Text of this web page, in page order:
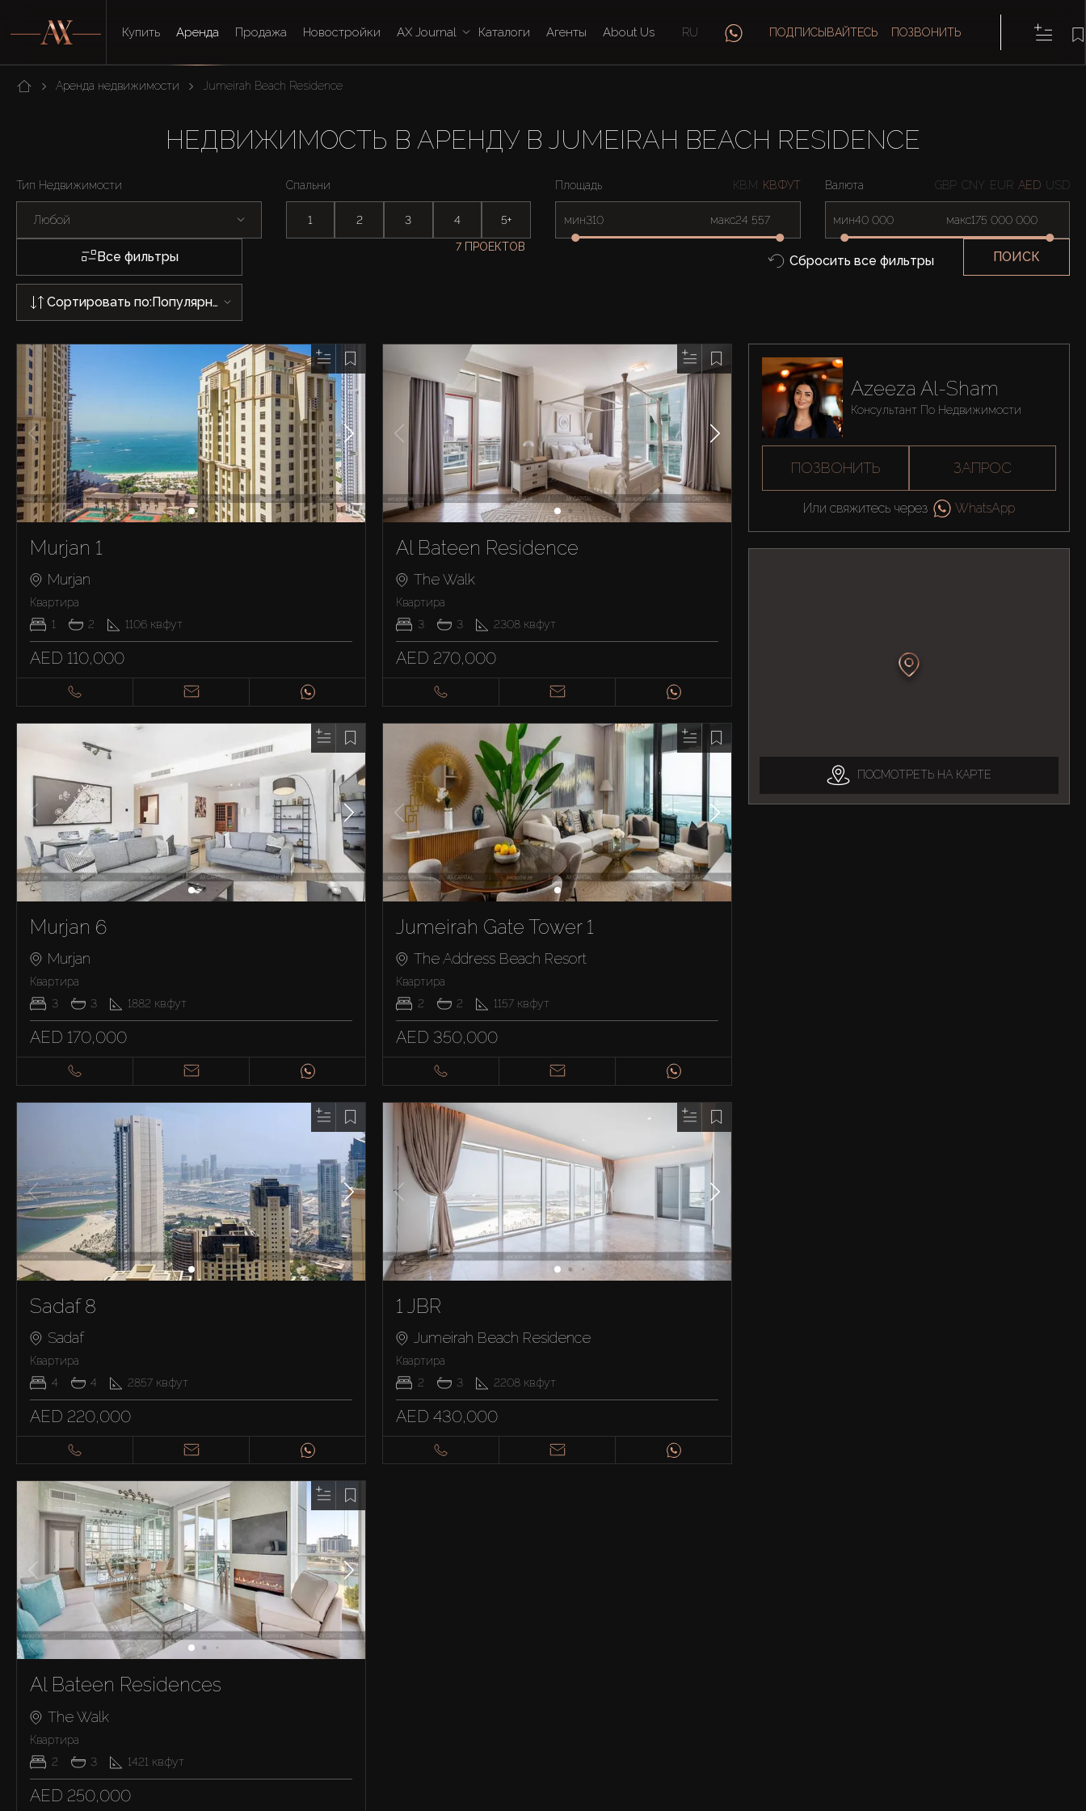
Купить Аренда Продажа Новостройки AX Journal Каталоги Агенты About Us RU ПОДПИСЫВАЙТЕСЬ ПОЗВОНИТЬ
Аренда недвижимости Jumeirah Beach Residence
НЕДВИЖИМОСТЬ В АРЕНДУ В JUMEIRAH BEACH RESIDENCE
Тип Недвижимости
Любой
Спальни
1 2 3 4 5+
Площадь КВ.М КВ.ФУТ
мин макс
Валюта GBP CNY EUR AED USD
мин макс
Все фильтры
7 ПРОЕКТОВ
Сбросить все фильтры ПОИСК
Сортировать по: Популярности
Murjan 1
Murjan
Квартира
1
2 1106 кв.фут
AED 110,000
Al Bateen Residence
The Walk
Квартира
3
3 2308 кв.фут
AED 270,000
Murjan 6
Murjan
Квартира
3
3 1882 кв.фут
AED 170,000
Jumeirah Gate Tower 1
The Address Beach Resort
Квартира
2
2 1157 кв.фут
AED 350,000
Sadaf 8
Sadaf
Квартира
4
4 2857 кв.фут
AED 220,000
1 JBR
Jumeirah Beach Residence
Квартира
2
3 2208 кв.фут
AED 430,000
Al Bateen Residences
The Walk
Квартира
2
3 1421 кв.фут
AED 250,000
Azeeza Al-Sham
Консультант По Недвижимости
ПОЗВОНИТЬ ЗАПРОС
Или свяжитесь через WhatsApp
ПОСМОТРЕТЬ НА КАРТЕ